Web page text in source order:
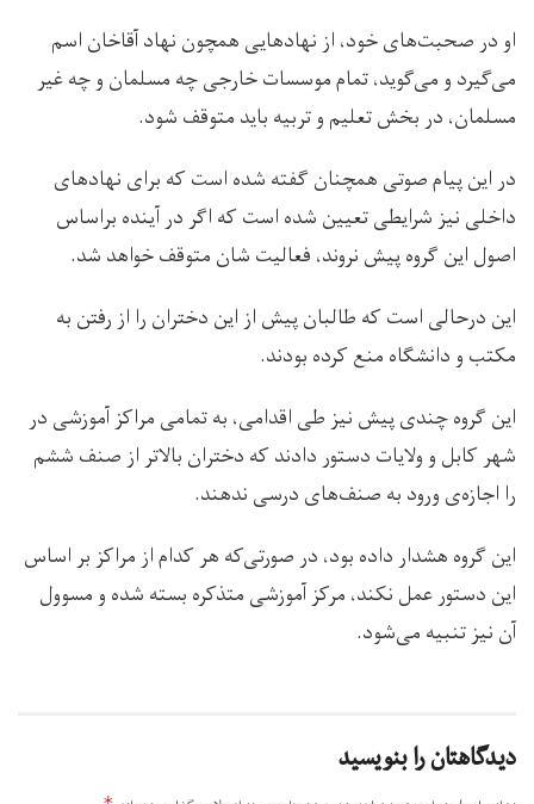
او در صحبت‌های خود، از نهادهایی همچون نهاد آقاخان اسم
می‌گیرد و می‌گوید، تمام موسسات خارجی چه مسلمان و چه غیر
مسلمان، در بخش تعلیم و تربیه باید متوقف شود.
در این پیام صوتی همچنان گفته شده است که برای نهادهای
داخلی نیز شرایطی تعیین شده است که اگر در آینده براساس
اصول این گروه پیش نروند، فعالیت‌ شان متوقف خواهد شد.
این درحالی است که طالبان پیش از این دختران را از رفتن به
مکتب و دانشگاه منع کرده بودند.
این گروه چندی پیش نیز طی اقدامی، به تمامی مراکز آموزشی در
شهر کابل و ولایات دستور دادند که دختران بالاتر از صنف ششم
را اجازه‌ی ورود به صنف‌های درسی ندهند.
این گروه هشدار داده بود، در صورتی‌که هر کدام از مراکز بر اساس
این دستور عمل نکند، مرکز آموزشی متذکره بسته شده و مسوول
آن نیز تنبیه می‌شود.
دیدگاهتان را بنویسید